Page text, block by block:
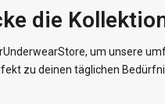
die
um unsere
zu deinen täglichen